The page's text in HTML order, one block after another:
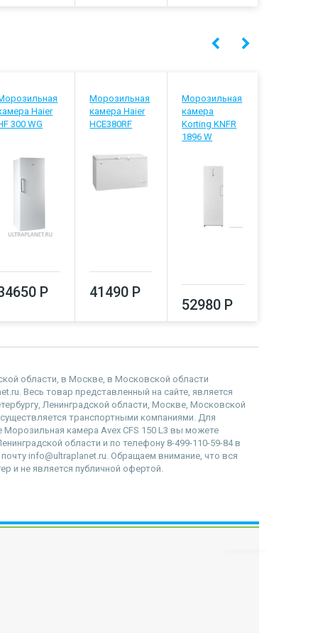
Haier
300 WG
Р
Морозильная
камера Haier
HCE380RF
41490 Р
Морозильная
камера
Korting KNFR
1896 W
52980 Р
области, в Москве, в Московской области
Весь товар представленный на сайте, является
Ленинградской области, Москве, Московской
транспортными компаниями. Для
Морозильная камера Avex CFS 150 L3 вы можете
области и по телефону 8-499-110-59-84 в
info@ultraplanet.ru. Обращаем внимание, что вся
и не является публичной офертой.
наверх